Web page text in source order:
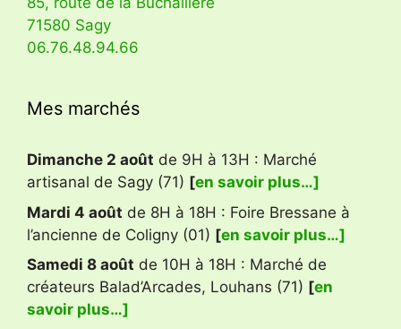
71580 Sagy
06.76.48.94.66
Mes marchés
Dimanche 2 août de 9H à 13H : Marché
artisanal de Sagy (71) [en savoir plus…]
Mardi 4 août de 8H à 18H : Foire Bressane à
l’ancienne de Coligny (01) [en savoir plus…]
Samedi 8 août de 10H à 18H : Marché de
créateurs Balad’Arcades, Louhans (71) [en
savoir plus…]